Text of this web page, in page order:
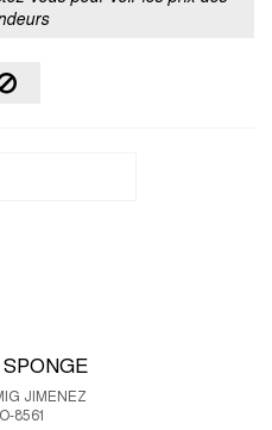
SPONGE
JIMENEZ
8561